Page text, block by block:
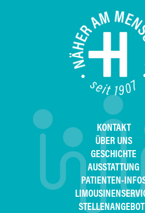
KONTAKT
ÜBER UNS
GESCHICHTE
AUSSTATTUNG
PATIENTEN-